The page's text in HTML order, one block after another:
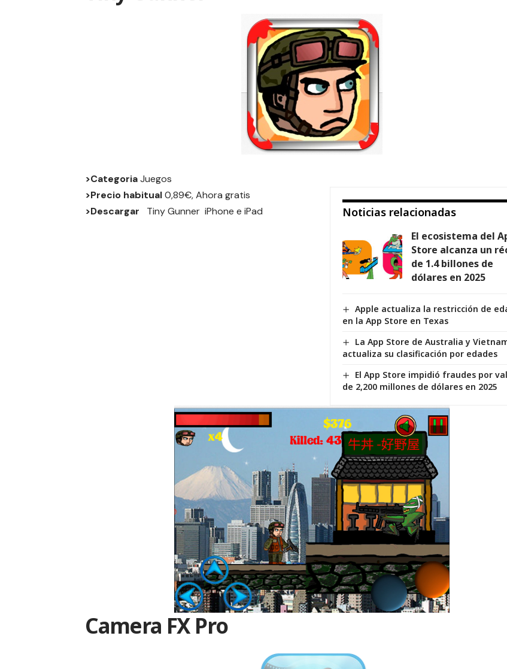
>CategoriaJuegos
Noticias relacionadas
El ecosistema del
Store alcanza un
de 1.4 billones de
dólares en 2025
Apple actualiza la restricción de
en la App Store en Texas
La App Store de Australia y
actualiza su clasificación por edades
El App Store impidió fraudes por
de 2,200 millones de dólares en 2025
>Precio habitual0,89€, Ahora gratis
>Descargar
Tiny Gunner iPhone e iPad
Camera FX Pro